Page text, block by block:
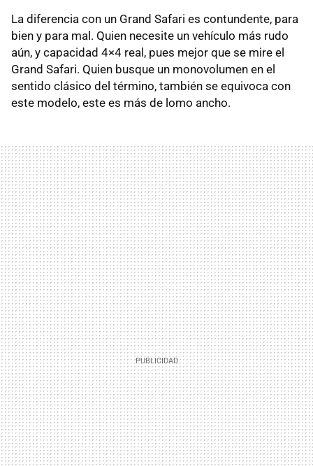
La diferencia con un Grand Safari es contundente, para
bien y para mal. Quien necesite un vehículo más rudo
aún, y capacidad 4×4 real, pues mejor que se mire el
Grand Safari. Quien busque un monovolumen en el
sentido clásico del término, también se equivoca con
este modelo, este es más de lomo ancho.